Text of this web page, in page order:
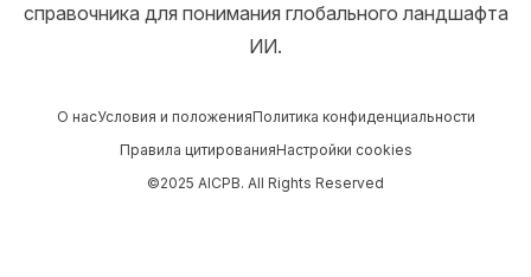
справочника для понимания глобального ландшафта
ИИ.
О насУсловия и положенияПолитика конфиденциальности
Правила цитированияНастройки cookies
©2025 AICPB. All Rights Reserved